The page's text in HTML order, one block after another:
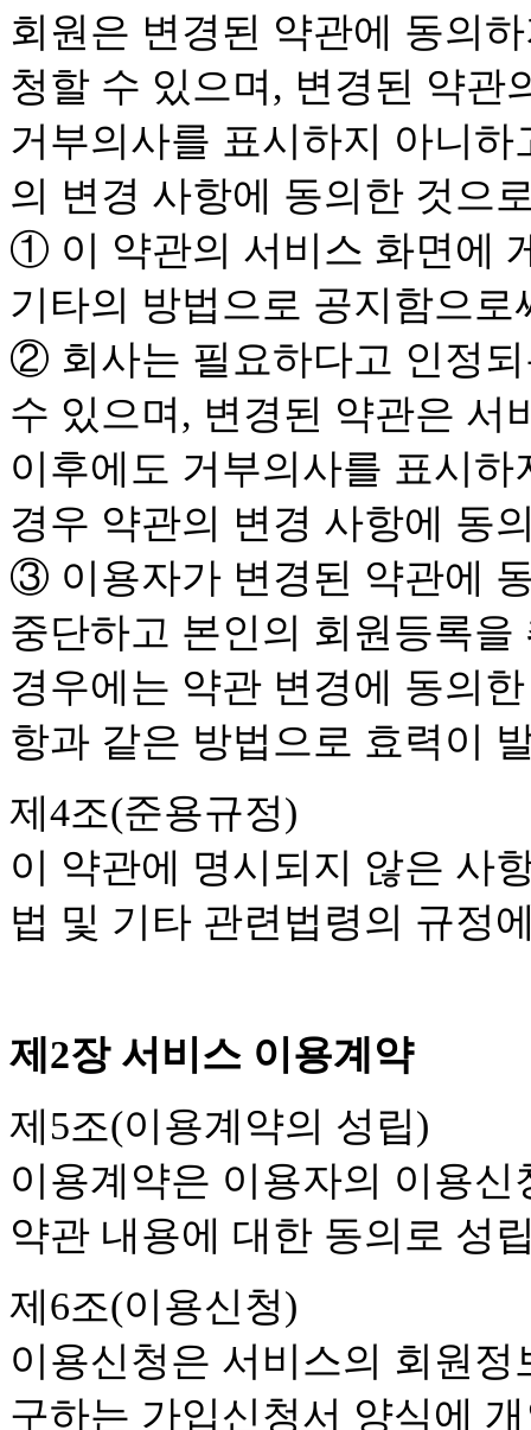
회원은 변경된 약관에 동의
청할 수 있으며, 변경된 약관
거부의사를 표시하지 아니
의 변경 사항에 동의한 것으
① 이 약관의 서비스 화면에
기타의 방법으로 공지함으
② 회사는 필요하다고 인정
수 있으며, 변경된 약관은 서
이후에도 거부의사를 표시
경우 약관의 변경 사항에 동
③ 이용자가 변경된 약관에
중단하고 본인의 회원등록
경우에는 약관 변경에 동의
항과 같은 방법으로 효력이
제4조(준용규정)
이 약관에 명시되지 않은 사
법 및 기타 관련법령의 규정
제2장 서비스 이용계약
제5조(이용계약의 성립)
이용계약은 이용자의 이용
약관 내용에 대한 동의로 성
제6조(이용신청)
이용신청은 서비스의 회원
구하는 가입신청서 양식에